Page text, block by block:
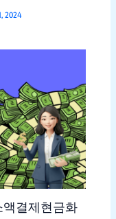
2024
결제현금화